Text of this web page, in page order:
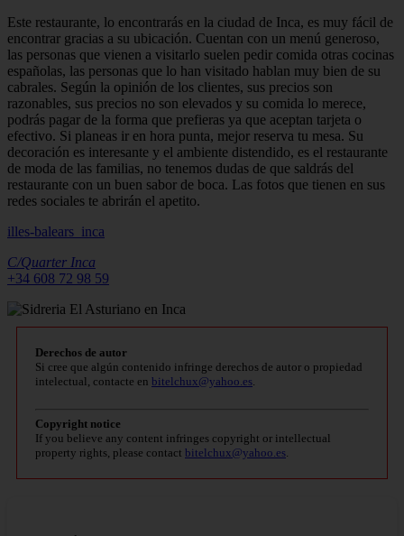
Este restaurante, lo encontrarás en la ciudad de Inca, es muy fácil de
encontrar gracias a su ubicación. Cuentan con un menú generoso,
las personas que vienen a visitarlo suelen pedir comida otras cocinas
españolas, las personas que lo han visitado hablan muy bien de su
cabrales. Según la opinión de los clientes, sus precios son
razonables, sus precios no son elevados y su comida lo merece,
podrás pagar de la forma que prefieras ya que aceptan tarjeta o
efectivo. Si planeas ir en hora punta, mejor reserva tu mesa. Su
decoración es interesante y el ambiente distendido, es el restaurante
de moda de las familias, no tenemos dudas de que saldrás del
restaurante con un buen sabor de boca. Las fotos que tienen en sus
redes sociales te abrirán el apetito.
illes-balears_inca
C/Quarter Inca
+34 608 72 98 59
Derechos de autor
Si cree que algún contenido infringe derechos de autor o propiedad
intelectual, contacte en bitelchux@yahoo.es
Copyright notice
If you believe any content infringes copyright or intellectual
property rights, please contact bitelchux@yahoo.es